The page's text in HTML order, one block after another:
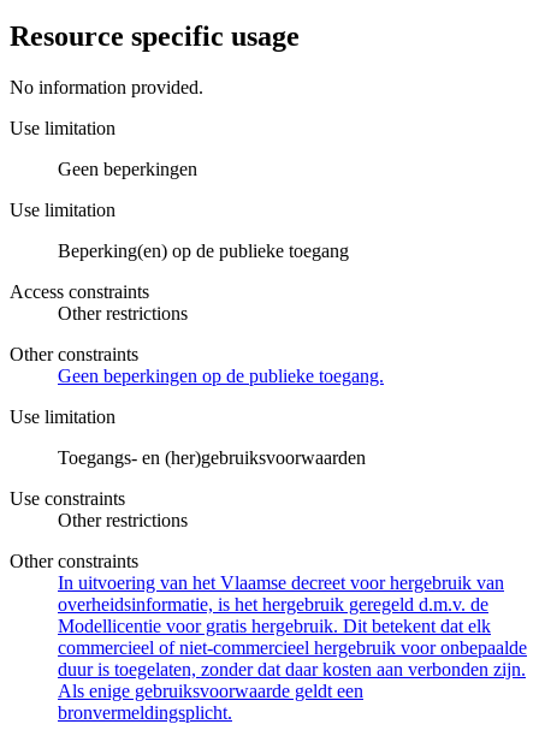
Resource specific usage
No information provided.
Use limitation
Geen beperkingen
Use limitation
Beperking(en) op de publieke toegang
Access constraints
Other restrictions
Other constraints
Geen beperkingen op de publieke toegang.
Use limitation
Toegangs- en (her)gebruiksvoorwaarden
Use constraints
Other restrictions
Other constraints
In uitvoering van het Vlaamse decreet voor hergebruik van
overheidsinformatie, is het hergebruik geregeld d.m.v. de
Modellicentie voor gratis hergebruik. Dit betekent dat elk
commercieel of niet-commercieel hergebruik voor onbepaalde
duur is toegelaten, zonder dat daar kosten aan verbonden zijn.
Als enige gebruiksvoorwaarde geldt een
bronvermeldingsplicht.